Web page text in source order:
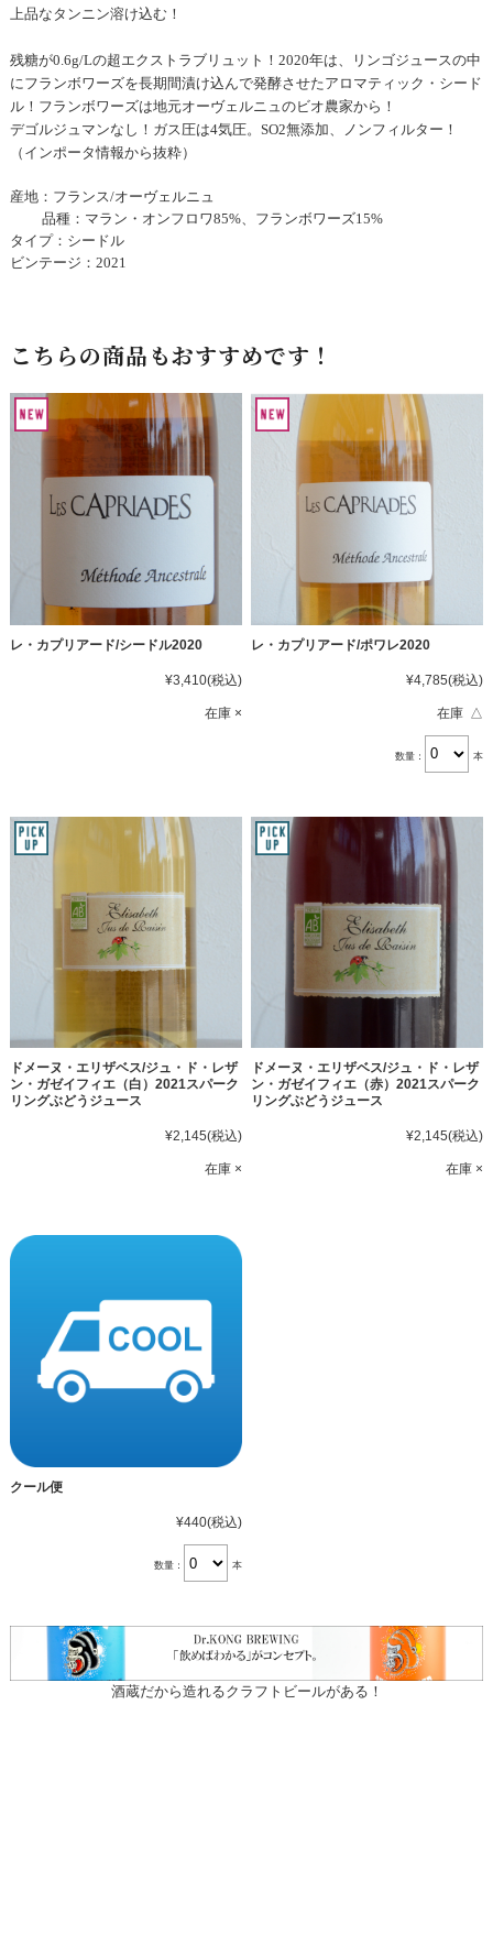
上品なタンニン溶け込む！
残糖が0.6g/Lの超エクストラブリュット！2020年は、リンゴジュースの中
にフランボワーズを長期間漬け込んで発酵させたアロマティック・シード
ル！フランボワーズは地元オーヴェルニュのビオ農家から！
デゴルジュマンなし！ガス圧は4気圧。SO2無添加、ノンフィルター！
（インポータ情報から抜粋）
産地：フランス/オーヴェルニュ
品種：マラン・オンフロワ85%、フランボワーズ15%
タイプ：シードル
ビンテージ：2021
こちらの商品もおすすめです！
レ・カプリアード/シードル2020
¥3,410(税込)
在庫 ×
レ・カプリアード/ポワレ2020
¥4,785(税込)
在庫 △
数量： 本
ドメーヌ・エリザベス/ジュ・ド・レザ
ン・ガゼイフィエ（白）2021スパーク
リングぶどうジュース
¥2,145(税込)
在庫 ×
ドメーヌ・エリザベス/ジュ・ド・レザ
ン・ガゼイフィエ（赤）2021スパーク
リングぶどうジュース
¥2,145(税込)
在庫 ×
クール便
¥440(税込)
数量： 本
酒蔵だから造れるクラフトビールがある！